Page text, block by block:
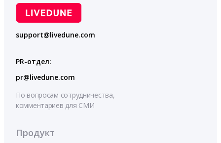
support@livedune.com
PR-отдел:
pr@livedune.com
По вопросам сотрудничества,
комментариев для СМИ
Продукт